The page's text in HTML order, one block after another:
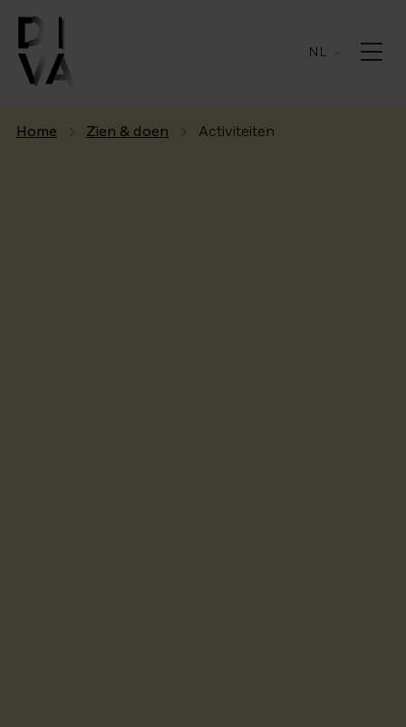
NL
Home Zien & doen Activiteiten